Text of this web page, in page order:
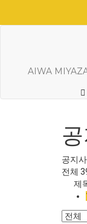
AIWA
공지
전체
제